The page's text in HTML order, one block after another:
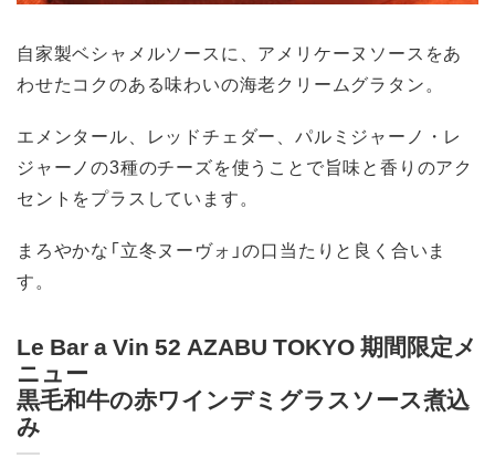
自家製ベシャメルソースに、アメリケーヌソースをあ
わせたコクのある味わいの海老クリームグラタン。
エメンタール、レッドチェダー、パルミジャーノ・レ
ジャーノの3種のチーズを使うことで旨味と香りのアク
セントをプラスしています。
まろやかな「立冬ヌーヴォ」の口当たりと良く合いま
す。
Le Bar a Vin 52 AZABU TOKYO 期間限定メ
ニュー
黒毛和牛の赤ワインデミグラスソース煮込
み